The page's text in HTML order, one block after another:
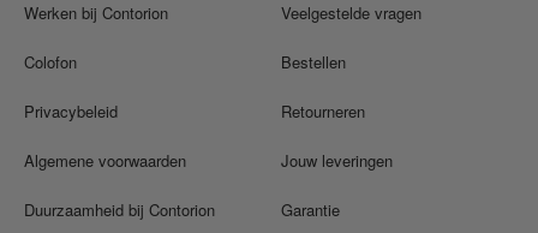
Werken bij Contorion
Colofon
Privacybeleid
Algemene voorwaarden
Duurzaamheid bij Contorion
Veelgestelde vragen
Bestellen
Retourneren
Jouw leveringen
Garantie